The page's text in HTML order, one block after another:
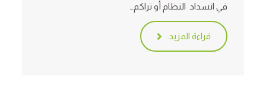
في انسداد النظام أو تراكم…
قراءة المزيد